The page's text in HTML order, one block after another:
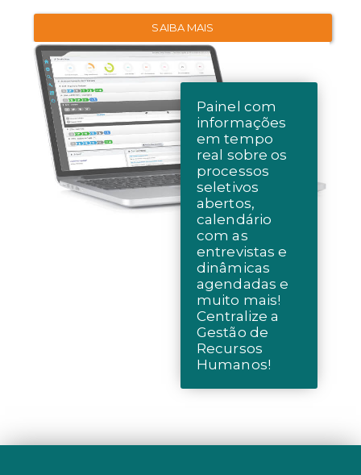
SAIBA MAIS
Painel com
informações
em tempo
real sobre os
processos
seletivos
abertos,
calendário
com as
entrevistas e
dinâmicas
agendadas e
muito mais!
Centralize a
Gestão de
Recursos
Humanos!